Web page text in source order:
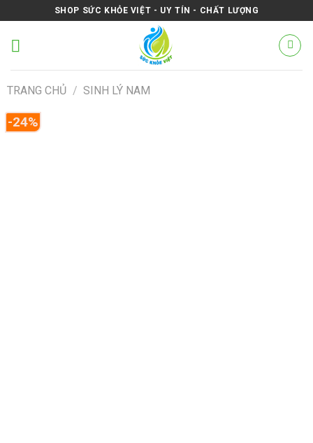
to
content
SHOP SỨC KHỎE VIỆT - UY TÍN - CHẤT LƯỢNG
TRANG CHỦ / SINH LÝ NAM
-24%